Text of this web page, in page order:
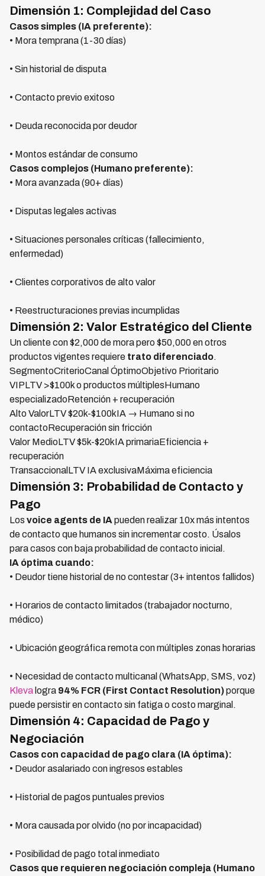
Dimensión 1: Complejidad del Caso
Casos simples (IA preferente):
• Mora temprana (1-30 días)
• Sin historial de disputa
• Contacto previo exitoso
• Deuda reconocida por deudor
• Montos estándar de consumo
Casos complejos (Humano preferente):
• Mora avanzada (90+ días)
• Disputas legales activas
• Situaciones personales críticas (fallecimiento,
enfermedad)
• Clientes corporativos de alto valor
• Reestructuraciones previas incumplidas
Dimensión 2: Valor Estratégico del Cliente
Un cliente con $2,000 de mora pero $50,000 en otros
productos vigentes requiere trato diferenciado.
SegmentoCriterioCanal ÓptimoObjetivo Prioritario
VIPLTV >$100k o productos múltiplesHumano
especializadoRetención + recuperación
Alto ValorLTV $20k-$100kIA → Humano si no
contactoRecuperación sin fricción
Valor MedioLTV $5k-$20kIA primariaEficiencia +
recuperación
TransaccionalLTV IA exclusivaMáxima eficiencia
Dimensión 3: Probabilidad de Contacto y
Pago
Los voice agents de IA pueden realizar 10x más intentos
de contacto que humanos sin incrementar costo. Úsalos
para casos con baja probabilidad de contacto inicial.
IA óptima cuando:
• Deudor tiene historial de no contestar (3+ intentos fallidos)
• Horarios de contacto limitados (trabajador nocturno,
médico)
• Ubicación geográfica remota con múltiples zonas horarias
• Necesidad de contacto multicanal (WhatsApp, SMS, voz)
Kleva logra 94% FCR (First Contact Resolution)porque
puede persistir en contacto sin fatiga o costo marginal.
Dimensión 4: Capacidad de Pago y
Negociación
Casos con capacidad de pago clara (IA óptima):
• Deudor asalariado con ingresos estables
• Historial de pagos puntuales previos
• Mora causada por olvido (no por incapacidad)
• Posibilidad de pago total inmediato
Casos que requieren negociación compleja (Humano